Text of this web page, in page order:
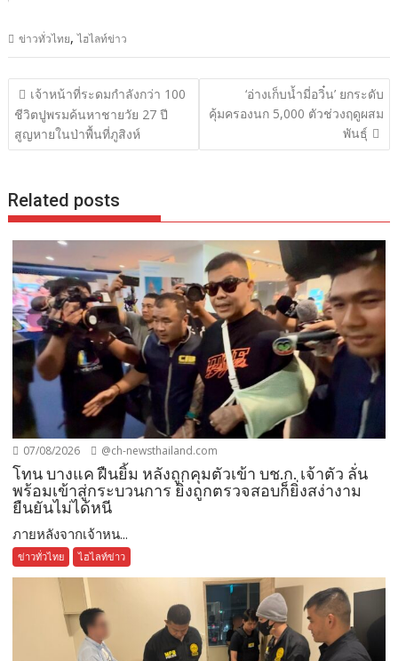
ข่าวทั่วไทย,ไฮไลท์ข่าว
แนะแนว
เรื่อง
เจ้าหน้าที่ระดมกำลังกว่า 100
ชีวิตปูพรมค้นหาชายวัย 27 ปี
สูญหายในป่าพื้นที่ภูสิงห์
‘อ่างเก็บน้ำมี่อวิ๋น’ ยกระดับ
คุ้มครองนก 5,000 ตัวช่วงฤดูผสม
พันธุ์
Related posts
07/08/2026 @ch-newsthailand.com
โทน บางแค ฝืนยิ้ม หลังถูกคุมตัวเข้า บช.ก. เจ้าตัว ลั่น
พร้อมเข้าสู่กระบวนการ ยิ่งถูกตรวจสอบก็ยิ่งสง่างาม
ยืนยันไม่ได้หนี
ภายหลังจากเจ้าหน...
ข่าวทั่วไทย ไฮไลท์ข่าว